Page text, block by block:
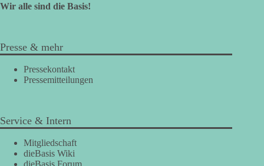
Wir alle sind die Basis!
Presse & mehr
Pressekontakt
Pressemitteilungen
Service & Intern
Mitgliedschaft
dieBasis Wiki